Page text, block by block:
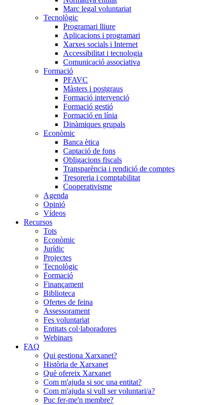
Marc legal voluntariat
Tecnològic
Programari lliure
Aplicacions i programari
Xarxes socials i Internet
Accessibilitat i tecnologia
Comunicació associativa
Formació
PFAVC
Màsters i postgraus
Formació intervenció
Formació gestió
Formació en línia
Dinàmiques grupals
Econòmic
Banca ètica
Captació de fons
Obligacions fiscals
Transparència i rendició de comptes
Tresoreria i comptabilitat
Cooperativisme
Agenda
Opinió
Vídeos
Recursos
Tots
Econòmic
Jurídic
Projectes
Tecnològic
Formació
Finançament
Biblioteca
Ofertes de feina
Assessorament
Fes voluntariat
Entitats col·laboradores
Webinars
FAQ
Qui gestiona Xarxanet?
Història de Xarxanet
Què ofereix Xarxanet
Com m'ajuda si soc una entitat?
Com m'ajuda si vull ser voluntari/a?
Puc fer-me'n membre?